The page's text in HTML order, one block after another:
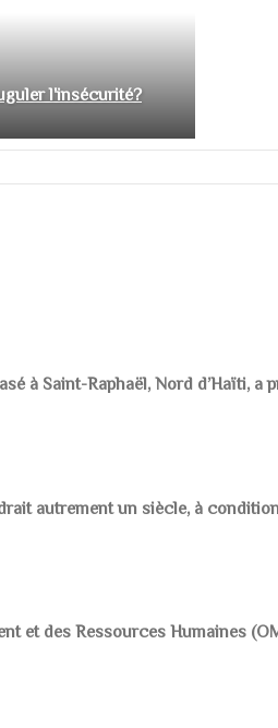
l'insécurité?
à Saint-Raphaël, Nord d’Haïti, a
autrement un siècle, à condition
et des Ressources Humaines